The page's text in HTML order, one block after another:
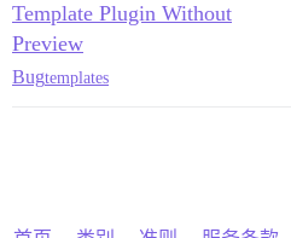
Template Plugin Without
Preview
Bugtemplates